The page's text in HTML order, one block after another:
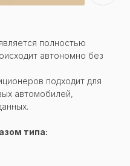
полностью
автономно без
подходит для
автомобилей,
типа: